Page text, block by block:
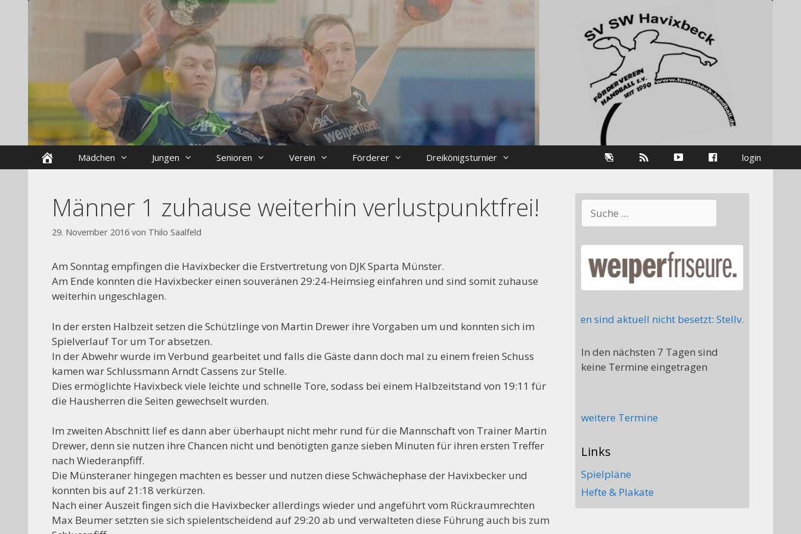
StartseiteMädchen Jungen Senioren Verein Förderer Dreikönigsturnier login
Facebook
youtube
Galerie
Männer 1 zuhause weiterhin verlustpunktfrei!
29. November 2016 von Thilo Saalfeld
Am Sonntag empfingen die Havixbecker die Erstvertretung von DJK Sparta Münster.
Am Ende konnten die Havixbecker einen souveränen 29:24-Heimsieg einfahren und sind somit zuhause
weiterhin ungeschlagen.
In der ersten Halbzeit setzen die Schützlinge von Martin Drewer ihre Vorgaben um und konnten sich im
Spielverlauf Tor um Tor absetzen.
In der Abwehr wurde im Verbund gearbeitet und falls die Gäste dann doch mal zu einem freien Schuss
kamen war Schlussmann Arndt Cassens zur Stelle.
Dies ermöglichte Havixbeck viele leichte und schnelle Tore, sodass bei einem Halbzeitstand von 19:11 für
die Hausherren die Seiten gewechselt wurden.
Im zweiten Abschnitt lief es dann aber überhaupt nicht mehr rund für die Mannschaft von Trainer Martin
Drewer, denn sie nutzen ihre Chancen nicht und benötigten ganze sieben Minuten für ihren ersten Treffer
nach Wiederanpfiff.
Die Münsteraner hingegen machten es besser und nutzen diese Schwächephase der Havixbecker und
konnten bis auf 21:18 verkürzen.
Nach einer Auszeit fingen sich die Havixbecker allerdings wieder und angeführt vom Rückraumrechten
Max Beumer setzten sie sich spielentscheidend auf 29:20 ab und verwalteten diese Führung auch bis zum
++++ Der Vorstand der Handballabteilung sucht Mitstreiter, folgende Posten sind aktuell nicht besetzt: Stellv.
In den nächsten 7 Tagen sind
keine Termine eingetragen
weitere Termine
Links
Spielpläne
Hefte & Plakate